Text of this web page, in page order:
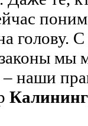
голову.
мы
наши